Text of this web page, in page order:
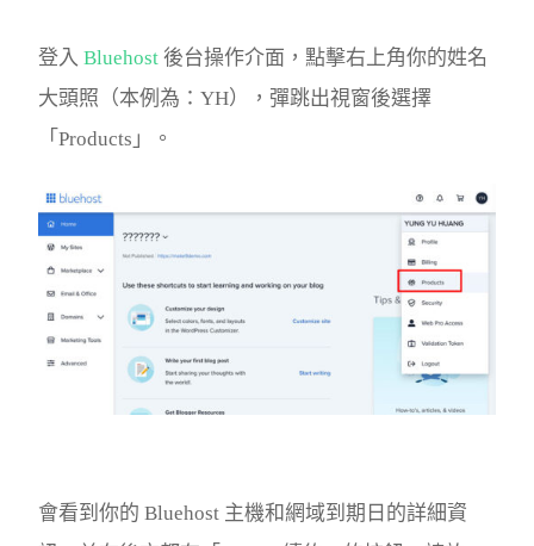
登入 Bluehost 後台操作介面，點擊右上角你的姓名
大頭照（本例為：YH），彈跳出視窗後選擇
「Products」。
會看到你的 Bluehost 主機和網域到期日的詳細資